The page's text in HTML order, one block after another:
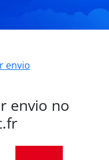
envio
envio no